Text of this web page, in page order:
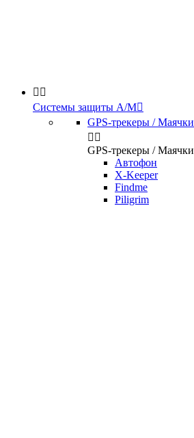
 
Системы защиты А/М
GPS-трекеры / Маячки
 
GPS-трекеры / Маячки
Автофон
X-Keeper
Findme
Piligrim